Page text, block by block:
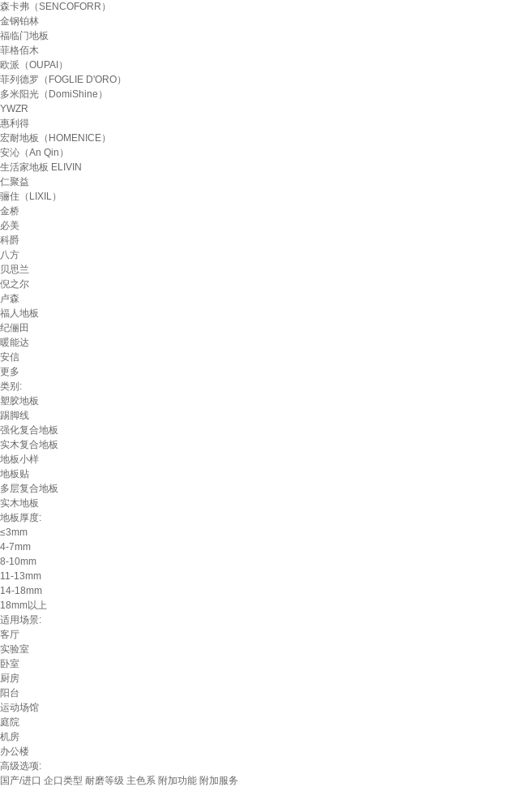
森卡弗（SENCOFORR）
金钢铂林
福临门地板
菲格佰木
欧派（OUPAI）
菲列德罗（FOGLIE D'ORO）
多米阳光（DomiShine）
YWZR
惠利得
宏耐地板（HOMENICE）
安沁（An Qin）
生活家地板 ELIVIN
仁聚益
骊住（LIXIL）
金桥
必美
科爵
八方
贝思兰
倪之尔
卢森
福人地板
纪俪田
暖能达
安信
更多
类别:
塑胶地板
踢脚线
强化复合地板
实木复合地板
地板小样
地板贴
多层复合地板
实木地板
地板厚度:
≤3mm
4-7mm
8-10mm
11-13mm
14-18mm
18mm以上
适用场景:
客厅
实验室
卧室
厨房
阳台
运动场馆
庭院
机房
办公楼
高级选项:
国产/进口 企口类型 耐磨等级 主色系 附加功能 附加服务